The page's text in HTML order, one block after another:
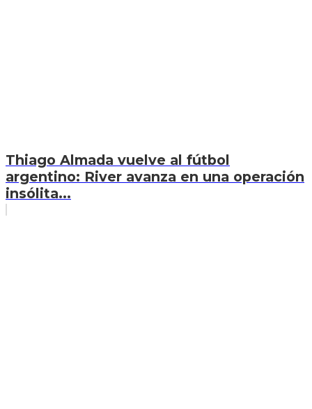
Thiago Almada vuelve al fútbol
argentino: River avanza en una operación
insólita...